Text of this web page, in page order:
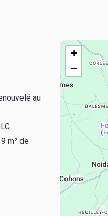
au
m² de
+
−